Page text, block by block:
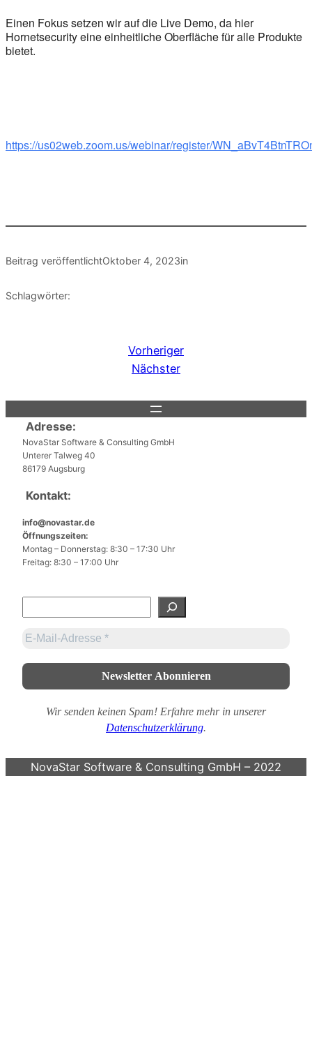
Einen Fokus setzen wir auf die Live Demo, da hier
Hornetsecurity eine einheitliche Oberfläche für alle Produkte
bietet.
https://us02web.zoom.us/webinar/register/
Beitrag veröffentlichtOktober 4, 2023in
Schlagwörter:
Vorheriger
Nächster
Adresse:
NovaStar Software & Consulting GmbH
Unterer Talweg 40
86179 Augsburg
Kontakt:
info@novastar.de
Öffnungszeiten:
Montag – Donnerstag: 8:30 – 17:30 Uhr
Freitag: 8:30 – 17:00 Uhr
u
c
e
Wir senden keinen Spam! Erfahre mehr in unserer
Datenschutzerklärung.
NovaStar Software & Consulting GmbH – 2022